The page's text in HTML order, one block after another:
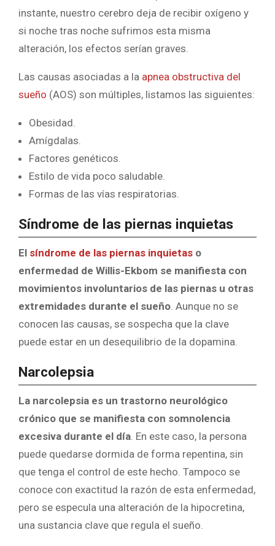
instante, nuestro cerebro deja de recibir oxígeno y
si noche tras noche sufrimos esta misma
alteración, los efectos serían graves.
Las causas asociadas a la apnea obstructiva del
sueño (AOS) son múltiples, listamos las siguientes:
Obesidad.
Amígdalas.
Factores genéticos.
Estilo de vida poco saludable.
Formas de las vías respiratorias.
Síndrome de las piernas inquietas
El síndrome de las piernas inquietas o
enfermedad de Willis-Ekbom se manifiesta con
movimientos involuntarios de las piernas u otras
extremidades durante el sueño . Aunque no se
conocen las causas, se sospecha que la clave
puede estar en un desequilibrio de la dopamina.
Narcolepsia
La narcolepsia es un trastorno neurológico
crónico que se manifiesta con somnolencia
excesiva durante el día. En este caso, la persona
puede quedarse dormida de forma repentina, sin
que tenga el control de este hecho. Tampoco se
conoce con exactitud la razón de esta enfermedad,
pero se especula una alteración de la hipocretina,
una sustancia clave que regula el sueño.